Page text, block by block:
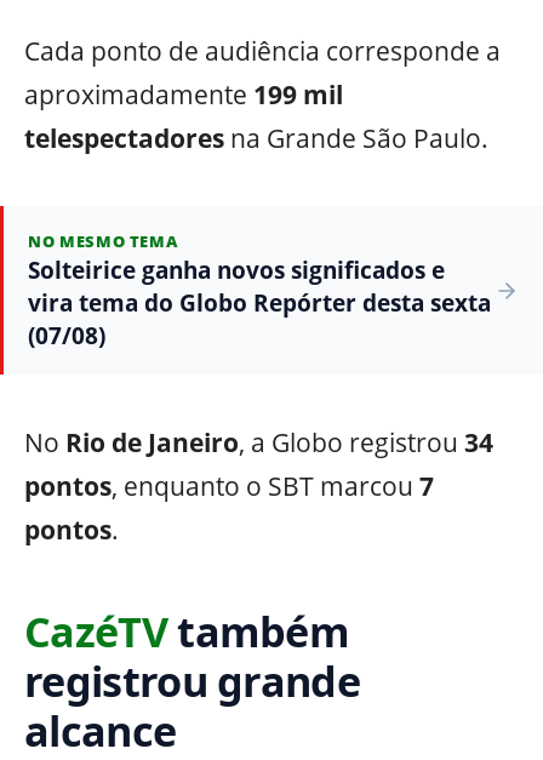
Cada ponto de audiência corresponde a
aproximadamente 199 mil
telespectadores na Grande São Paulo.
NO MESMO TEMA
Solteirice ganha novos significados e
vira tema do Globo Repórter desta sexta
(07/08)
No Rio de Janeiro, a Globo registrou 34
pontos, enquanto o SBT marcou 7
pontos.
CazéTVtambém
registrou grande
alcance